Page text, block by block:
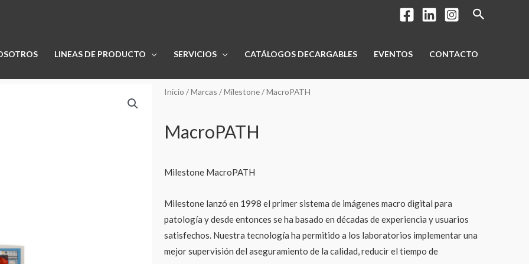
Buscar
LINEAS DE PRODUCTO SERVICIOS CATÁLOGOS DECARGABLES EVENTOS CONTACTO
Inicio /Marcas /Milestone/ MacroPATH
MacroPATH
Milestone MacroPATH
Milestone lanzó en 1998 el primer sistema de imágenes macro digital para
patología y desde entonces se ha basado en décadas de experiencia y usuarios
satisfechos. Nuestra tecnología ha permitido a los laboratorios implementar una
mejor supervisión del aseguramiento de la calidad, reducir el tiempo de